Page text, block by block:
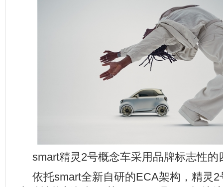
smart精灵2号概念车采用品牌标志性的
依托smart全新自研的ECA架构，精灵